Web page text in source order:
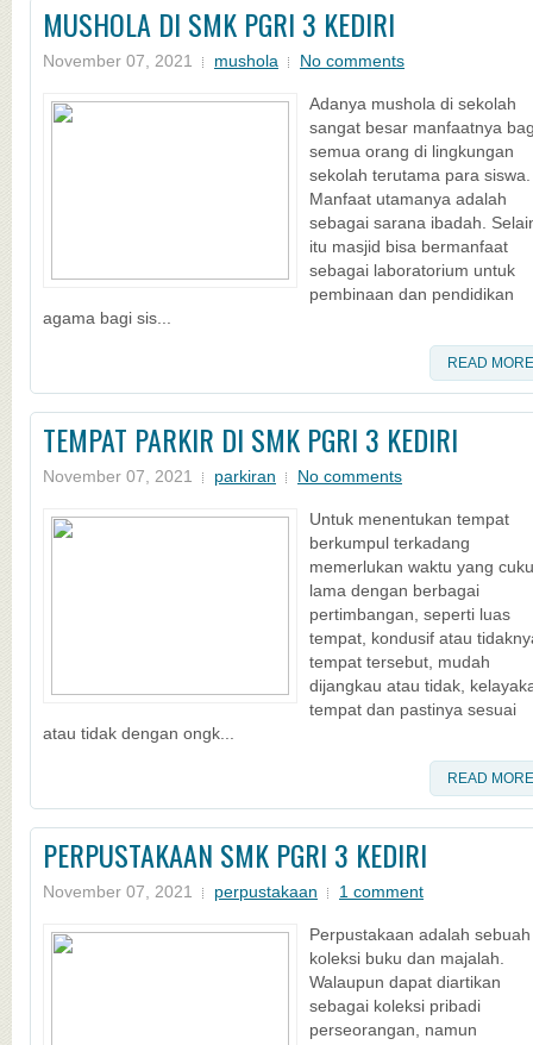
MUSHOLA DI SMK PGRI 3 KEDIRI
November 07, 2021 mushola No comments
Adanya mushola di sekolah
sangat besar manfaatnya
semua orang di lingkungan
sekolah terutama para siswa.
Manfaat utamanya adalah
sebagai sarana ibadah.
itu masjid bisa bermanfaat
sebagai laboratorium untuk
pembinaan dan pendidikan
agama bagi sis...
READ MORE
TEMPAT PARKIR DI SMK PGRI 3 KEDIRI
November 07, 2021 parkiran No comments
Untuk menentukan tempat
berkumpul terkadang
memerlukan waktu yang
lama dengan berbagai
pertimbangan, seperti luas
tempat, kondusif atau
tempat tersebut, mudah
dijangkau atau tidak,
tempat dan pastinya sesuai
atau tidak dengan ongk...
READ MORE
PERPUSTAKAAN SMK PGRI 3 KEDIRI
November 07, 2021 perpustakaan 1 comment
Perpustakaan adalah sebuah
koleksi buku dan majalah.
Walaupun dapat diartikan
sebagai koleksi pribadi
perseorangan, namun